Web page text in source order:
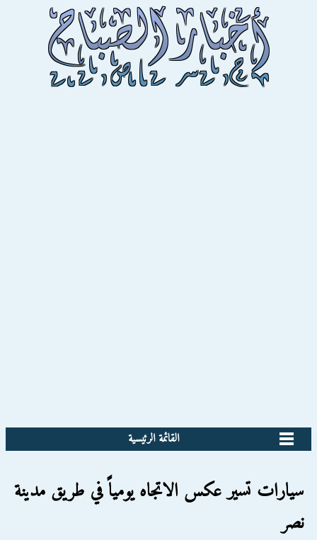
القائمة الرئيسية
سيارات تسير عكس الاتجاه يومياً في طريق مدينة
نصر